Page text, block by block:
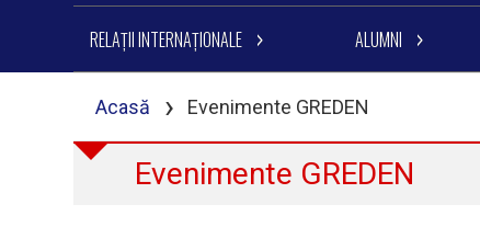
RELAȚII INTERNAȚIONALE ALUMNI
Acasă › Evenimente GREDEN
Evenimente GREDEN